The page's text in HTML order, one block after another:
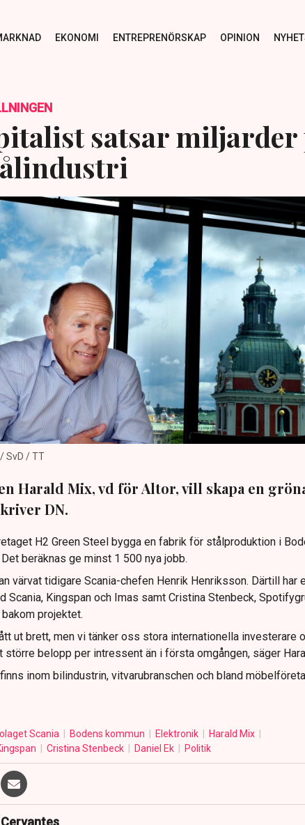
EKONOMI ENTREPRENÖRSKAP OPINION
satsar miljarder
SvD / TT
Harald Mix, vd för Altor, vill skapa en
DN.
H2 Green Steel bygga en fabrik för stålproduktion i
beräknas ge minst 1 500 nya jobb.
värvat tidigare Scania-chefen Henrik Henriksson. Därtill har
Scania, Kingspan och Imas samt Cristina Stenbeck,
projektet.
ut brett, men vi tänker oss stora internationella investerare
större belopp per intressent än i första omgången, säger
inom bilindustrin, vitvarubranschen och bland
Scania Bodens kommun Elektronik
Harald Mix
Cristina Stenbeck Daniel Ek Politik